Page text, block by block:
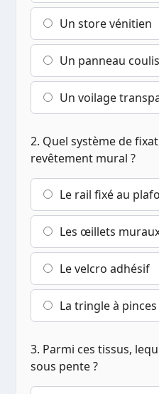
Un store vénitien
Un panneau
Un voilage
2. Quel système de
revêtement mural ?
Le rail fixé au
Les œillets
Le velcro adhésif
La tringle à pinces
3. Parmi ces tissus,
sous pente ?